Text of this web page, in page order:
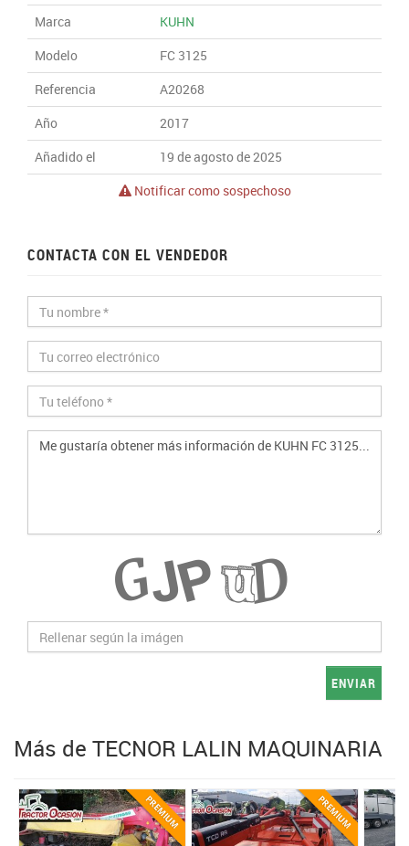
Marca
KUHN
Modelo
FC 3125
Referencia
A20268
Año
2017
Añadido el
19 de agosto de 2025
Notificar como sospechoso
CONTACTA CON EL VENDEDOR
ENVIAR
Más de TECNOR LALIN MAQUINARIA